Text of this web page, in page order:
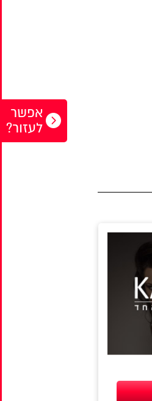
אפשר
לעזור?